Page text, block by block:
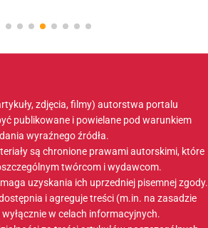
zdjęcia, filmy) autorstwa portalu
publikowane i powielane pod warunkiem
wyraźnego źródła.
są chronione prawami autorskimi, które
twórcom i wydawcom.
uzyskania ich uprzedniej pisemnej zgody.
i agreguje treści (m.in. na zasadzie
w celach informacyjnych.